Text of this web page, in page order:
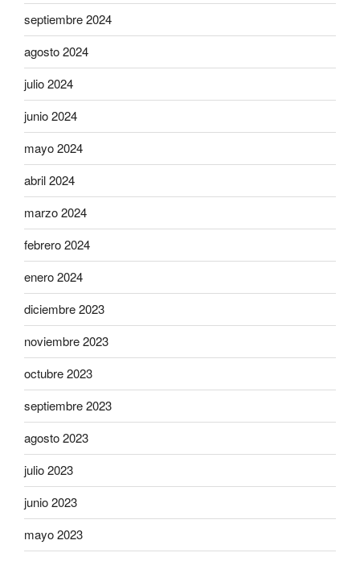
septiembre 2024
agosto 2024
julio 2024
junio 2024
mayo 2024
abril 2024
marzo 2024
febrero 2024
enero 2024
diciembre 2023
noviembre 2023
octubre 2023
septiembre 2023
agosto 2023
julio 2023
junio 2023
mayo 2023